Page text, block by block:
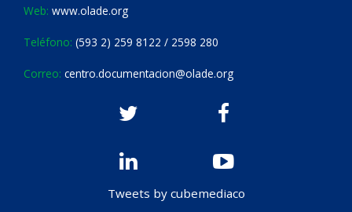
Web: www.olade.org
Teléfono: (593 2) 259 8122 / 2598 280
Correo: centro.documentacion@olade.org
Tweets by cubemediaco